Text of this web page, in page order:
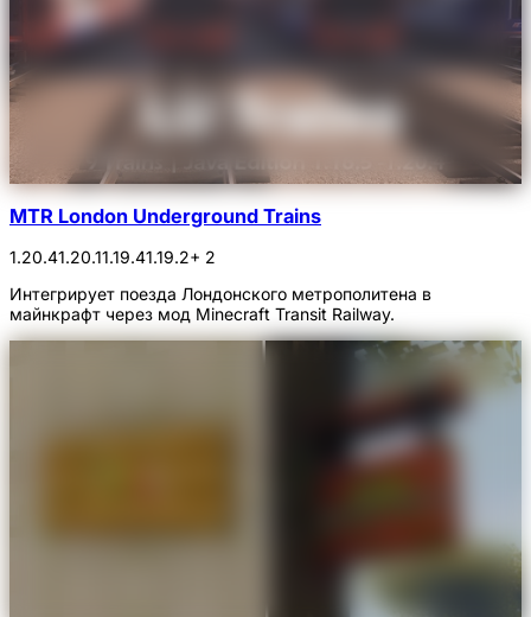
MTR London Underground Trains
1.20.41.20.11.19.41.19.2+ 2
Интегрирует поезда Лондонского метрополитена в
майнкрафт через мод Minecraft Transit Railway.